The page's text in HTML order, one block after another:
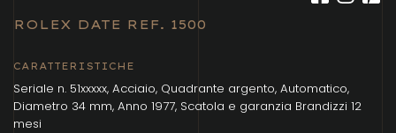
ROLEX DATE REF. 1500
CARATTERISTICHE
Seriale n. 51xxxxx, Acciaio, Quadrante argento, Automatico,
Diametro 34 mm, Anno 1977, Scatola e garanzia Brandizzi 12
mesi